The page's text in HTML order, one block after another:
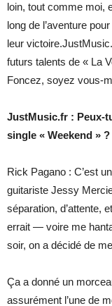
loin, tout comme moi,
long de l’aventure
leur
futurs talents de « La
Foncez, soyez vous-
JustMusic.fr : Peux-
single « Weekend » ?
Rick Pagano : C’est
guitariste Jessy
séparation, d’attente,
errait — voire me
soir, on a décidé de
Ça a donné un
assurément l’une de